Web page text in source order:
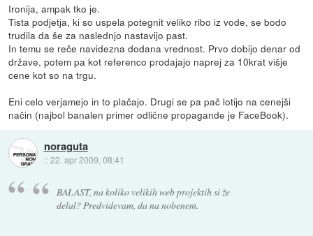
Ironija, ampak tko je.
Tista podjetja, ki so uspela potegnit veliko ribo iz vode, se bodo
trudila da še za naslednjo nastavijo past.
In temu se reče navidezna dodana vrednost. Prvo dobijo denar od
države, potem pa kot referenco prodajajo naprej za 10krat višje
cene kot so na trgu.
Eni celo verjamejo in to plačajo. Drugi se pa pač lotijo na cenejši
način (najbol banalen primer odlične propagande je FaceBook).
noraguta
::22. apr 2009, 08:41
BALAST, na koliko velikih web projektih si že
delal? Predvidevam, da na nobenem.